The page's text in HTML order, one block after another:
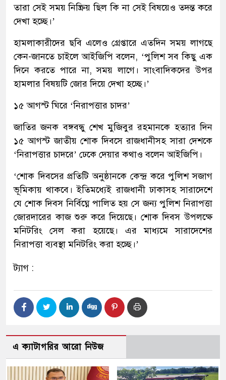
তারা সেই সময় নিষ্ক্রিয় ছিল কি না সেই বিষয়েও তদন্ত করে
দেখা হচ্ছে।’
হামলাকারীদের ছবি এলেও গ্রেপ্তারে এতদিন সময় লাগছে
কেন-জানতে চাইলে আইজিপি বলেন, ‘পুলিশ সব কিছু এক
দিনে করতে পারে না, সময় লাগে। সাংবাদিকদের উপর
হামলার বিষয়টি জোর দিয়ে দেখা হচ্ছে।’
১৫ আগস্ট ঘিরে ‘নিরাপত্তার চাদর’
জাতির জনক বঙ্গবন্ধু শেখ মুজিবুর রহমানকে হত্যার দিন
১৫ আগস্ট জাতীয় শোক দিবসে রাজধানীসহ সারা দেশকে
‘নিরাপত্তার চাদরে’ ঢেকে দেয়ার কথাও বলেন আইজিপি।
‘শোক দিবসের প্রতিটি অনুষ্ঠানকে কেন্দ্র করে পুলিশ সজাগ
ভূমিকায় থাকবে। ইতিমধ্যেই রাজধানী ঢাকাসহ সারাদেশে
যে শোক দিবস নির্বিঘ্নে পালিত হয় সে জন্য পুলিশ নিরাপত্তা
জোরদারের কাজ শুরু করে দিয়েছে। শোক দিবস উপলক্ষে
মনিটরিং সেল করা হয়েছে। এর মাধ্যমে সারাদেশের
নিরাপত্তা ব্যবস্থা মনিটরিং করা হচ্ছে।’
ট্যাগ :
এ ক্যাটাগরির আরো নিউজ